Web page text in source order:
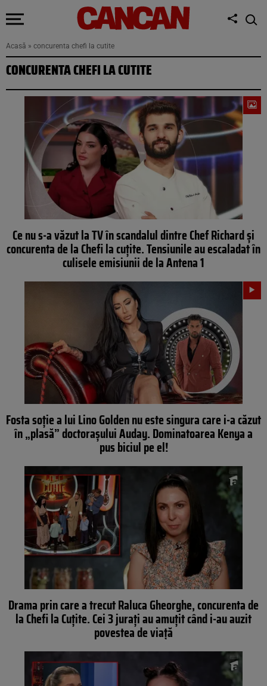
Acasă » concurenta chefi la cutite
CONCURENTA CHEFI LA CUTITE
Ce nu s-a văzut la TV în scandalul dintre Chef Richard și
concurenta de la Chefi la cuțite. Tensiunile au escaladat în
culisele emisiunii de la Antena 1
Fosta soţie a lui Lino Golden nu este singura care i-a căzut
în „plasă” doctoraşului Auday. Dominatoarea Kenya a
pus biciul pe el!
Drama prin care a trecut Raluca Gheorghe, concurenta de
la Chefi la Cuțite. Cei 3 jurați au amuțit când i-au auzit
povestea de viață